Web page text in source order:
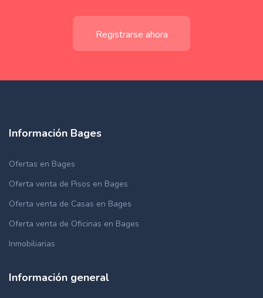
Registrarse ahora
Información Bages
Ofertas en Bages
Oferta venta de Pisos en Bages
Oferta venta de Casas en Bages
Oferta venta de Oficinas en Bages
Inmobiliarias
Información general